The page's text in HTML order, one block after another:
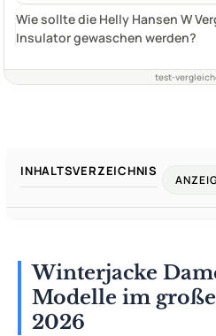
Wie sollte die Helly Hansen W
Insulator gewaschen werden?
test-
Winterjacke
Modelle im
2026
INHALTSVERZEICHNIS